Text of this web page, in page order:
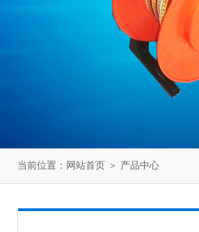
当前位置： 网站首页 ＞ 产品中心